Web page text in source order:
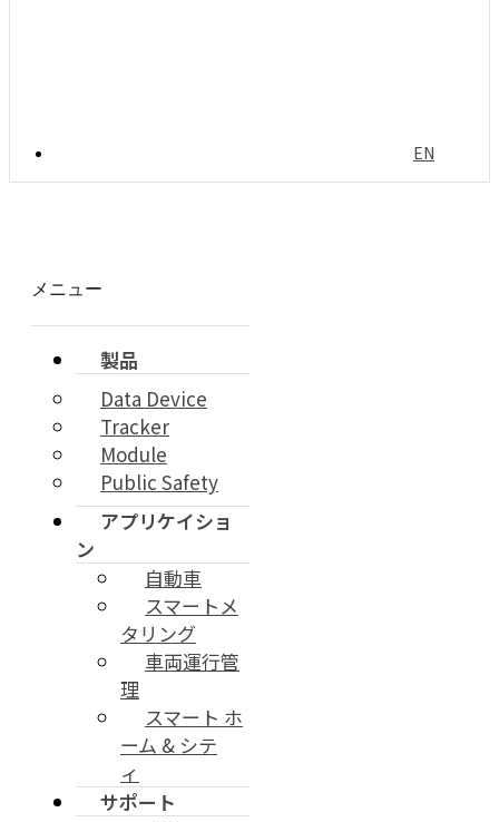
EN
メニュー
製品
Data Device
Tracker
Module
Public Safety
アプリケイショ
ン
自動車
スマートメ
タリング
車両運行管
理
スマート ホ
ーム & シテ
ィ
サポート